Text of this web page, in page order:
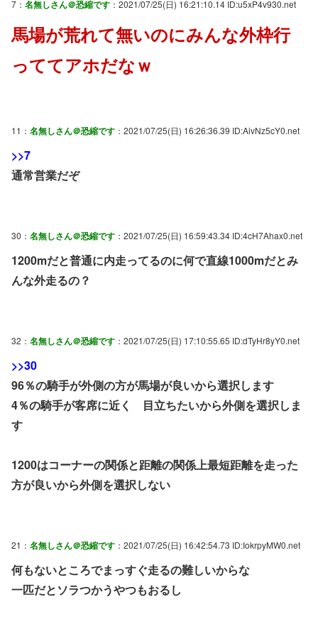
7： 名無しさん＠恐縮です ：2021/07/25(日) 16:21:10.14 ID:u5xP4v930.net
馬場が荒れて無いのにみんな外枠行
っててアホだなｗ
11： 名無しさん＠恐縮です ：2021/07/25(日) 16:26:36.39 ID:AivNz5cY0.net
>>7
通常営業だぞ
30： 名無しさん＠恐縮です ：2021/07/25(日) 16:59:43.34 ID:4cH7Ahax0.net
1200mだと普通に内走ってるのに何で直線1000mだとみ
んな外走るの？
32： 名無しさん＠恐縮です ：2021/07/25(日) 17:10:55.65 ID:dTyHr8yY0.net
>>30
96％の騎手が外側の方が馬場が良いから選択します
4％の騎手が客席に近く 目立ちたいから外側を選択しま
す
1200はコーナーの関係と距離の関係上最短距離を走った
方が良いから外側を選択しない
21： 名無しさん＠恐縮です ：2021/07/25(日) 16:42:54.73 ID:IokrpyMW0.net
何もないところでまっすぐ走るの難しいからな
一匹だとソラつかうやつもおるし